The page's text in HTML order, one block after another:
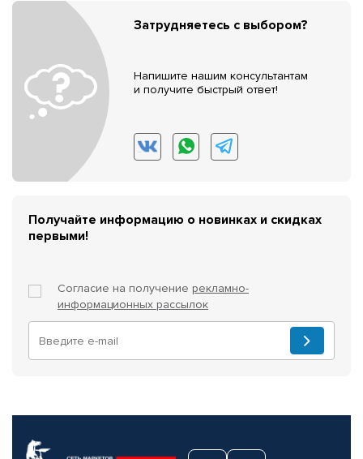
Затрудняетесь с выбором?
Напишите нашим консультантам
и получите быстрый ответ!
Получайте информацию о новинках и скидках
первыми!
Согласие на получение рекламно-
информационных рассылок